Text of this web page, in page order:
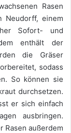
Rasen
Neudorff, einem
Sofort- und
enthält der
die Gräser
sodass
So können sie
durchsetzen.
er sich einfach
ausbringen.
Rasen außerdem